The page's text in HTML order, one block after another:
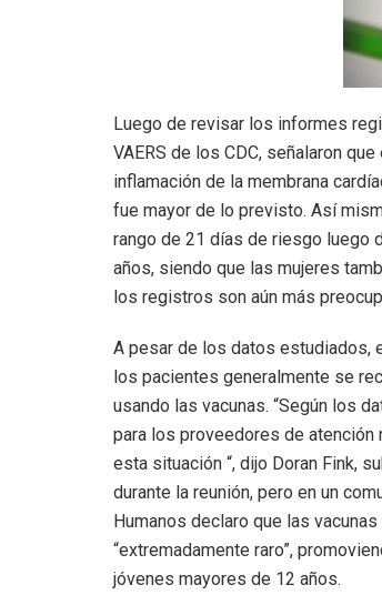
Luego de revisar los informes
VAERS de los CDC, señalaron
inflamación de la membrana
fue mayor de lo previsto. Así
rango de 21 días de riesgo luego
años, siendo que las mujeres
los registros son aún más
A pesar de los datos estudiados,
los pacientes generalmente se
usando las vacunas. “Según los
para los proveedores de
esta situación “, dijo Doran Fink,
durante la reunión, pero en un
Humanos declaro que las
“extremadamente raro”,
jóvenes mayores de 12 años.